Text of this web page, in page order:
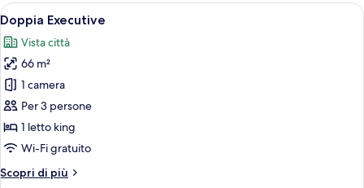
camera
letto
Apri
tutte
le
foto
per
Doppia
Executive
Camera d'albergo con un letto
9
Doppia Executive
Vista città
66 m²
1 camera
Per 3 persone
1 letto king
Wi-Fi gratuito
Scopri di più
Altri